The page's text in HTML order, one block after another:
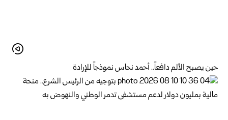
حين يصبح الألم دافعاً.. أحمد نحاس نموذجاً للإرادة